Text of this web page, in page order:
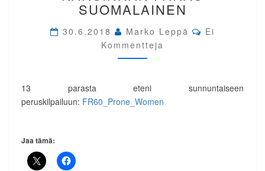
NAISET
LILJEBERG
KARSINNAN
PARAS
SUOMALAINEN
30.6.2018 Marko Leppä Comments
Ei
Kommentteja
13 parasta eteni sunnuntaiseen
peruskilpailuun: FR60_Prone_Women
Jaa tämä: